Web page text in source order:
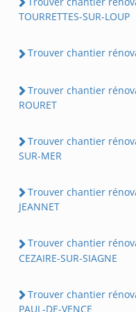
TOURRETTES-SUR-LOUP
Trouver chantier
Trouver chantier
ROURET
Trouver chantier
SUR-MER
Trouver chantier
JEANNET
Trouver chantier
CEZAIRE-SUR-SIAGNE
Trouver chantier
PAUL-DE-VENCE